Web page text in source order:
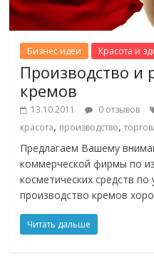
Бизнес идеи Красота и
Производство и
кремов
13.10.2011 0 отзывов
красота, производство,
Предлагаем Вашему
коммерческой фирмы по
косметических средств
производство кремов
Читать дальше